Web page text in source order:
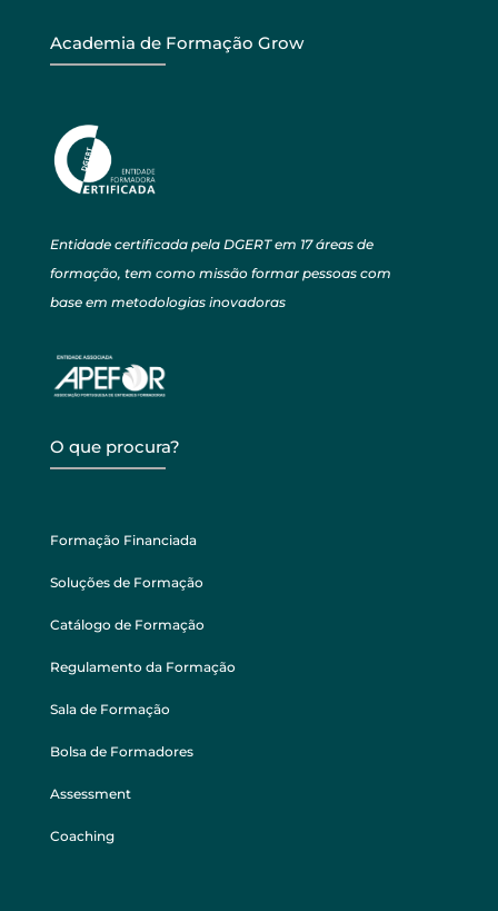
Academia de Formação Grow
Entidade certificada pela DGERT em 17 áreas de
formação, tem como missão formar pessoas com
base em metodologias inovadoras
O que procura?
Formação Financiada
Soluções de Formação
Catálogo de Formação
Regulamento da Formação
Sala de Formação
Bolsa de Formadores
Assessment
Coaching